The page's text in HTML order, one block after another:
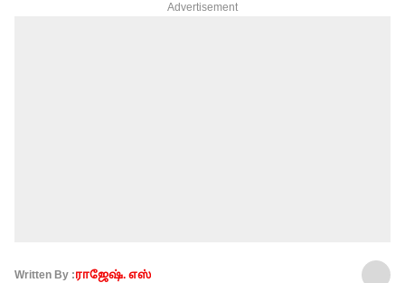
Advertisement
Written By :ராஜேஷ். எஸ்